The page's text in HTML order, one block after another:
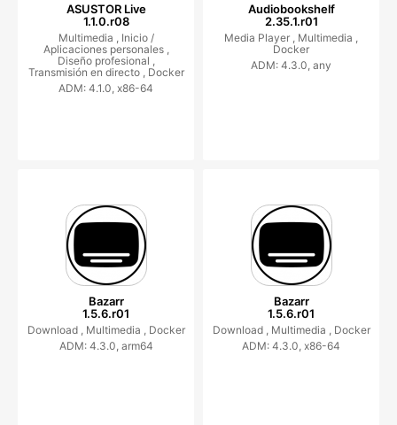
ASUSTOR Live
1.1.0.r08
Multimedia , Inicio /
Aplicaciones personales ,
Diseño profesional ,
Transmisión en directo , Docker
ADM: 4.1.0, x86-64
Audiobookshelf
2.35.1.r01
Media Player , Multimedia ,
Docker
ADM: 4.3.0, any
Bazarr
1.5.6.r01
Download , Multimedia , Docker
ADM: 4.3.0, arm64
Bazarr
1.5.6.r01
Download , Multimedia , Docker
ADM: 4.3.0, x86-64